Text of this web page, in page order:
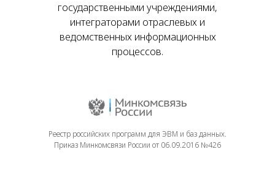
государственными учреждениями,
интеграторами отраслевых и
ведомственных информационных
процессов.
Реестр российских программ для ЭВМ и баз данных.
Приказ Минкомсвязи России от 06.09.2016 №426